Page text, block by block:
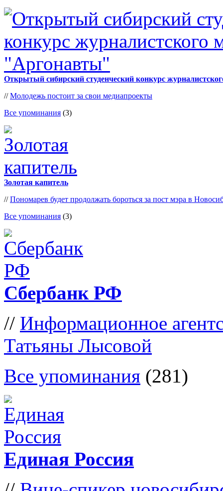
Открытый сибирский студенческий конкурс
//Молодежь постоит за свои медиапроекты
Все упоминания (3)
Золотая капитель
//Пономарев будет продолжать бороться за пост мэра в
Все упоминания (3)
Сбербанк РФ
// Информационное
Татьяны Лысовой
Все упоминания (281)
Единая Россия